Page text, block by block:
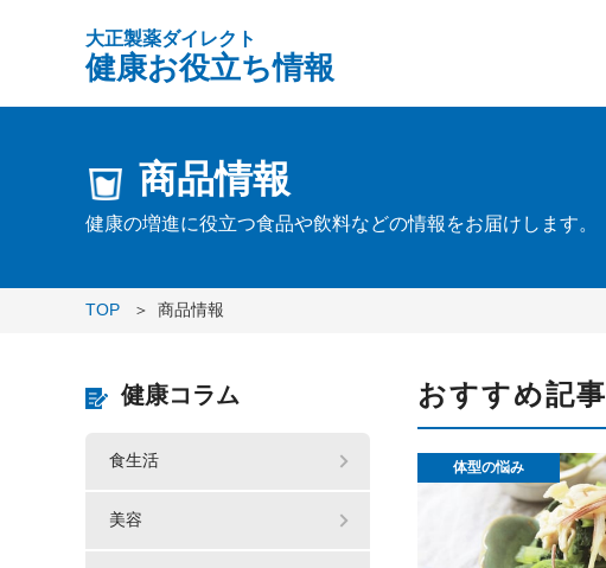
大正製薬ダイレクト
健康お役立ち情報
商品情報
健康の増進に役立つ食品や飲料などの情報をお届けします。
TOP 商品情報
健康コラム
食生活
美容
おすすめ記事
体型の悩み